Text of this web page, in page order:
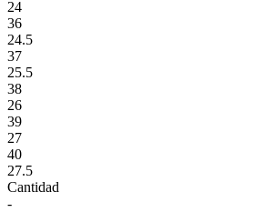
24
36
24.5
37
25.5
38
26
39
27
40
27.5
Cantidad
-